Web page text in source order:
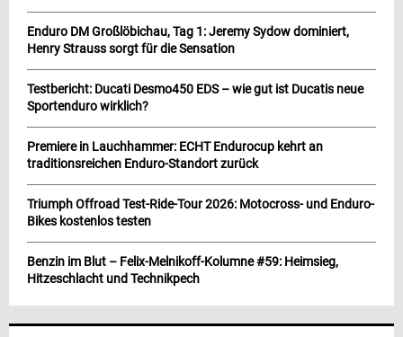
Enduro DM Großlöbichau, Tag 1: Jeremy Sydow dominiert,
Henry Strauss sorgt für die Sensation
Testbericht: Ducati Desmo450 EDS – wie gut ist Ducatis neue
Sportenduro wirklich?
Premiere in Lauchhammer: ECHT Endurocup kehrt an
traditionsreichen Enduro-Standort zurück
Triumph Offroad Test-Ride-Tour 2026: Motocross- und Enduro-
Bikes kostenlos testen
Benzin im Blut – Felix-Melnikoff-Kolumne #59: Heimsieg,
Hitzeschlacht und Technikpech